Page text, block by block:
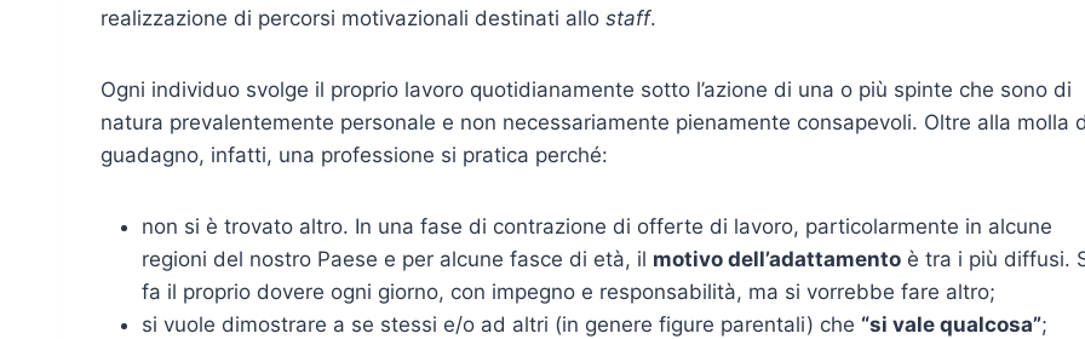
realizzazione di percorsi motivazionali destinati allo staff.
Ogni individuo svolge il proprio lavoro quotidianamente sotto l’azione di una o più spinte che sono di
natura prevalentemente personale e non necessariamente pienamente consapevoli. Oltre alla molla
guadagno, infatti, una professione si pratica perché:
non si è trovato altro. In una fase di contrazione di offerte di lavoro, particolarmente in alcune
regioni del nostro Paese e per alcune fasce di età, il motivo dell’adattamento è tra i più diffusi.
fa il proprio dovere ogni giorno, con impegno e responsabilità, ma si vorrebbe fare altro;
si vuole dimostrare a se stessi e/o ad altri (in genere figure parentali) che “si vale qualcosa”;